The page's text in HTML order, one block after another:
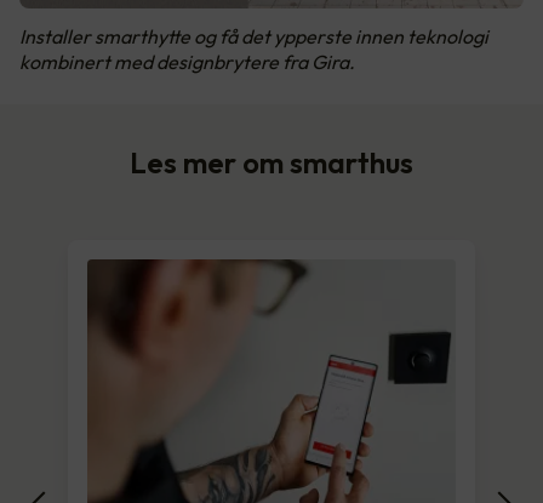
Installer smarthytte og få det ypperste innen teknologi
kombinert med designbrytere fra Gira.
Les mer om smarthus